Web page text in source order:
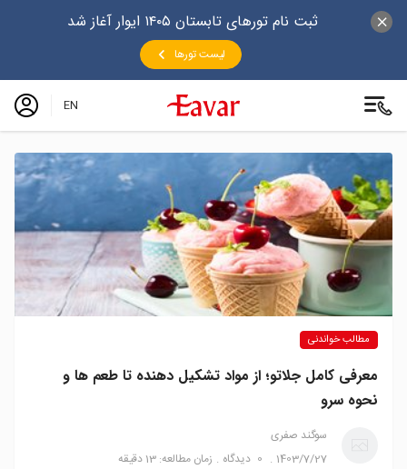
ثبت نام تورهای تابستان ۱۴۰۵ ایوار آغاز شد
لیست تورها
EN
مطالب خواندنی
معرفی کامل جلاتو؛ از مواد تشکیل دهنده تا طعم ها و
نحوه سرو
سوگند صفری
1403/7/27
0 دیدگاه زمان مطالعه: 13 دقیقه